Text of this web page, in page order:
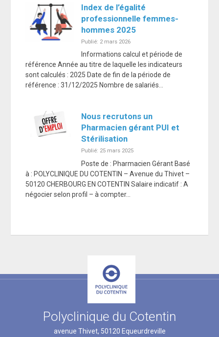
Index de l’égalité
professionnelle femmes-
hommes 2025
Publié: 2 mars 2026
Informations calcul et période de
référence Année au titre de laquelle les indicateurs
sont calculés : 2025 Date de fin de la période de
référence : 31/12/2025 Nombre de salariés…
Nous recrutons un
Pharmacien gérant PUI et
Stérilisation
Publié: 25 mars 2025
Poste de : Pharmacien Gérant Basé
à : POLYCLINIQUE DU COTENTIN – Avenue du Thivet –
50120 CHERBOURG EN COTENTIN Salaire indicatif : A
négocier selon profil – à compter…
Polyclinique du Cotentin
avenue Thivet, 50120 Equeurdreville